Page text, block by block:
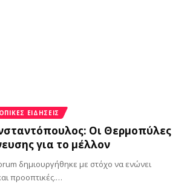
ΕΙΔΉΣΕΙΣ
Οι Θερμοπύλες
για το μέλλον
δημιουργήθηκε με στόχο να ενώνει
προοπτικές.…